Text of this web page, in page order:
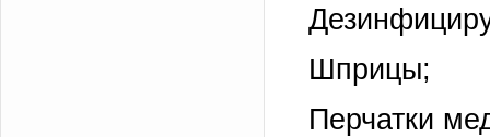
Шприцы;
Перчатки